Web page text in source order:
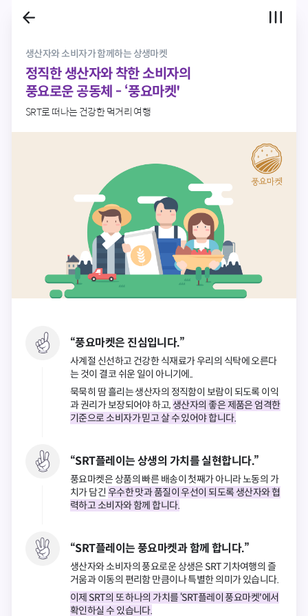
생산자와 소비자가 함께하는 상생마켓
정직한 생산자와 착한 소비자의
풍요로운 공동체 - ‘풍요마켓'
SRT로 떠나는 건강한 먹거리 여행
“풍요마켓은 진심입니다.”
사계절 신선하고 건강한 식재료가 우리의 식탁에 오른다
는 것이 결코 쉬운 일이 아니기에..
묵묵히 땀 흘리는 생산자의 정직함이 보람이 되도록 이익
과 권리가 보장되어야 하고, 생산자의 좋은 제품은 엄격한
기준으로 소비자가 믿고 살 수 있어야 합니다.
“SRT플레이는 상생의 가치를 실현합니다.”
풍요마켓은 상품의 빠른 배송이 첫째가 아니라 노동의 가
치가 담긴 우수한 맛과 품질이 우선이 되도록 생산자와 협
력하고 소비자와 함께 합니다.
“SRT플레이는 풍요마켓과 함께 합니다.”
생산자와 소비자의 풍요로운 상생은 SRT 기차여행의 즐
거움과 이동의 편리함 만큼이나 특별한 의미가 있습니다.
이제 SRT의 또 하나의 가치를 ‘SRT플레이 풍요마켓'에서
확인하실 수 있습니다.